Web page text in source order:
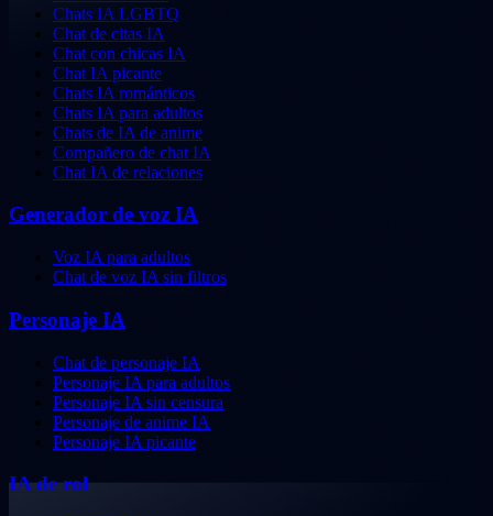
Chats IA LGBTQ
Chat de citas IA
Chat con chicas IA
Chat IA picante
Chats IA románticos
Chats IA para adultos
Chats de IA de anime
Compañero de chat IA
Chat IA de relaciones
Generador de voz IA
Voz IA para adultos
Chat de voz IA sin filtros
Personaje IA
Chat de personaje IA
Personaje IA para adultos
Personaje IA sin censura
Personaje de anime IA
Personaje IA picante
IA de rol